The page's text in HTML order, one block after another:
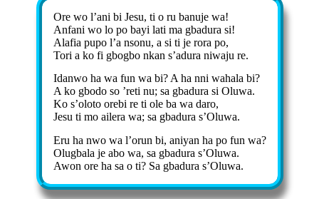
Ore wo l’ani bi Jesu, ti o ru banuje wa!
Anfani wo lo po bayi lati ma gbadura si!
Alafia pupo l’a nsonu, a si ti je rora po,
Tori a ko fi gbogbo nkan s’adura niwaju re.
Idanwo ha wa fun wa bi? A ha nni wahala bi?
A ko gbodo so ’reti nu; sa gbadura si Oluwa.
Ko s’oloto orebi re ti ole ba wa daro,
Jesu ti mo ailera wa; sa gbadura s’Oluwa.
Eru ha nwo wa l’orun bi, aniyan ha po fun wa?
Olugbala je abo wa, sa gbadura s’Oluwa.
Awon ore ha sa o ti? Sa gbadura s’Oluwa.